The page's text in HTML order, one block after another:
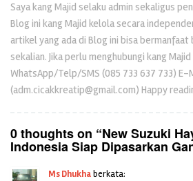
Saya kang Majid selaku admin sekaligus
Blog ini kang Majid kelola secara
artikel yang ada di Blog ini bisa bermanfaat
sekalian. Jika perlu menghubungi kang
WhatsApp/Telp/SMS (085 733 637 733) E-
(adm.cicakkreatip@gmail.com) Happy
0 thoughts on “New Suzuki
Indonesia Siap Dipasarkan
Ms Dhukhaberkata: